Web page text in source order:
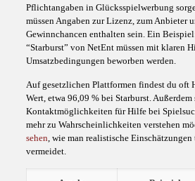
Pflichtangaben in Glücksspielwerbung
müssen Angaben zur Lizenz, zum Anbieter
Gewinnchancen enthalten sein. Ein
“Starburst” von NetEnt müssen mit klaren
Umsatzbedingungen beworben werden.
Auf gesetzlichen Plattformen findest du oft
Wert, etwa 96,09 % bei Starburst. Außerdem
Kontaktmöglichkeiten für Hilfe bei
mehr zu Wahrscheinlichkeiten verstehen
sehen, wie man realistische
vermeidet.